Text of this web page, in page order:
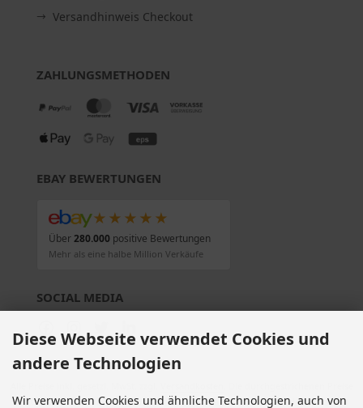
Versandhinweis Checkout
ZAHLUNGSMETHODEN
EBAY BEWERTUNGEN
★★★★★
Über280.000positive Bewertungen
Mehr als eine halbe Million Verkäufe
SOCIAL MEDIA
entsprechen dem bisherigen Preis bei Motorradteile & Motorrad Ersatzteile.
Diese Webseite verwendet Cookies und
andere Technologien
Wir verwenden Cookies und ähnliche Technologien, auch von